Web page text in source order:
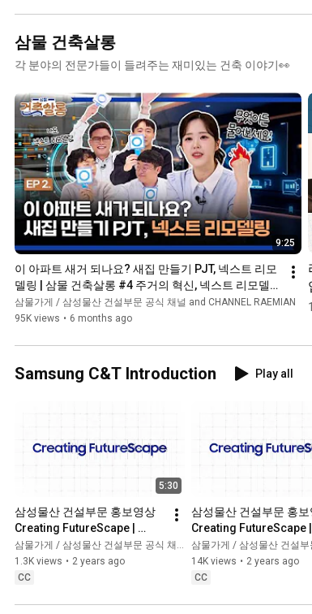
삼물 건축살롱
각 분야의 전문가들이 들려주는 재미있는 건축 이야기👀
9:25
이 아파트 새거 되나요? 새집 만들기 PJT, 넥스트 리모
델링 | 삼물 건축살롱 #4 주거의 혁신, 넥스트 리모델링
②
삼물가게 / 삼성물산 건설부문 공식 채널 and CHANNEL RAEMIAN
95K views • 6 months ago
Samsung C&T Introduction Play all
5:30
삼성물산 건설부문 홍보영상
Creating FutureScape |
Brand film_Spanish
삼물가게 / 삼성물산 건설부문 공식 채널
1.3K views • 2 years ago
CC
삼성물산 건설부문 홍
Creating FutureScape |
Brand film_Korean
삼물가게 / 삼성물산 건설부
14K views • 2 years ago
CC